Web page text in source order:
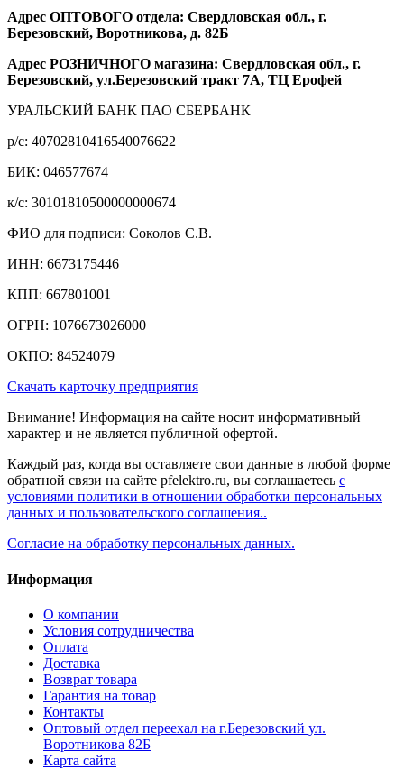
Адрес ОПТОВОГО отдела: Свердловская обл., г.
Березовский, Воротникова, д. 82Б
Адрес РОЗНИЧНОГО магазина: Свердловская обл., г.
Березовский, ул.Березовский тракт 7А, ТЦ Ерофей
УРАЛЬСКИЙ БАНК ПАО СБЕРБАНК
р/c: 40702810416540076622
БИК: 046577674
к/c: 30101810500000000674
ФИО для подписи: Соколов С.В.
ИНН: 6673175446
КПП: 667801001
ОГРН: 1076673026000
ОКПО: 84524079
Скачать карточку предприятия
Внимание! Информация на сайте носит информативный
характер и не является публичной офертой.
Каждый раз, когда вы оставляете свои данные в любой форме
обратной связи на сайте pfelektro.ru, вы соглашаетесь с
условиями политики в отношении обработки персональных
данных и пользовательского соглашения..
Согласие на обработку персональных данных.
Информация
О компании
Условия сотрудничества
Оплата
Доставка
Возврат товара
Гарантия на товар
Контакты
Оптовый отдел переехал на г.Березовский ул.
Воротникова 82Б
Карта сайта